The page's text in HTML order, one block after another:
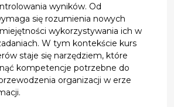
wyników. Od
się rozumienia nowych
wykorzystywania ich w
W tym kontekście kurs
staje się narzędziem, które
kompetencje potrzebne do
organizacji w erze